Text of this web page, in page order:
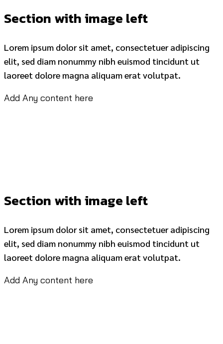
Section with image left
Lorem ipsum dolor sit amet, consectetuer adipiscing
elit, sed diam nonummy nibh euismod tincidunt ut
laoreet dolore magna aliquam erat volutpat.
Add Any content here
Section with image left
Lorem ipsum dolor sit amet, consectetuer adipiscing
elit, sed diam nonummy nibh euismod tincidunt ut
laoreet dolore magna aliquam erat volutpat.
Add Any content here